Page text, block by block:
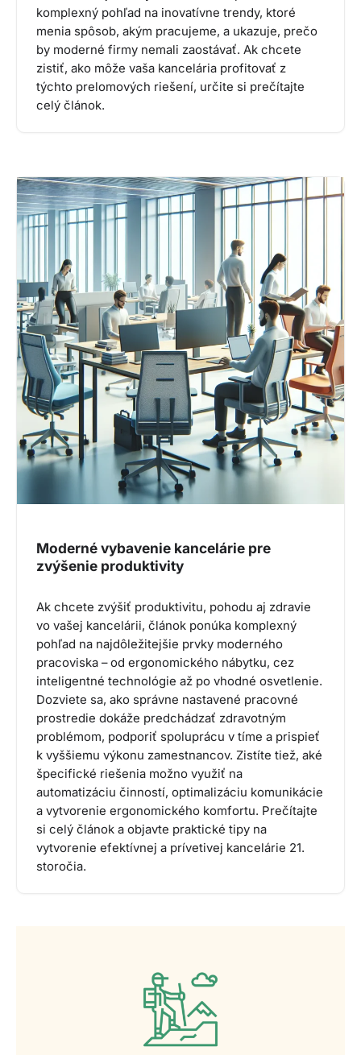
komplexný pohľad na inovatívne trendy, ktoré
menia spôsob, akým pracujeme, a ukazuje, prečo
by moderné firmy nemali zaostávať. Ak chcete
zistiť, ako môže vaša kancelária profitovať z
týchto prelomových riešení, určite si prečítajte
celý článok.
Moderné vybavenie kancelárie pre
zvýšenie produktivity
Ak chcete zvýšiť produktivitu, pohodu aj zdravie
vo vašej kancelárii, článok ponúka komplexný
pohľad na najdôležitejšie prvky moderného
pracoviska – od ergonomického nábytku, cez
inteligentné technológie až po vhodné osvetlenie.
Dozviete sa, ako správne nastavené pracovné
prostredie dokáže predchádzať zdravotným
problémom, podporiť spoluprácu v tíme a prispieť
k vyššiemu výkonu zamestnancov. Zistíte tiež, aké
špecifické riešenia možno využiť na
automatizáciu činností, optimalizáciu komunikácie
a vytvorenie ergonomického komfortu. Prečítajte
si celý článok a objavte praktické tipy na
vytvorenie efektívnej a prívetivej kancelárie 21.
storočia.